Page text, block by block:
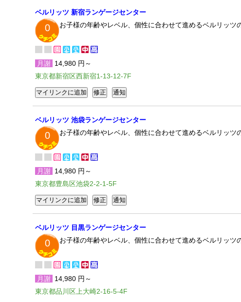
ベルリッツ 新宿ランゲージセンター
0 お子様の年齢やレベル、個性に合わせて進めるベルリッ
月謝 14,980 円～
東京都新宿区西新宿1-13-12-7F
ベルリッツ 池袋ランゲージセンター
0 お子様の年齢やレベル、個性に合わせて進めるベルリッ
月謝 14,980 円～
東京都豊島区池袋2-2-1-5F
ベルリッツ 目黒ランゲージセンター
0 お子様の年齢やレベル、個性に合わせて進めるベルリッ
月謝 14,980 円～
東京都品川区上大崎2-16-5-4F